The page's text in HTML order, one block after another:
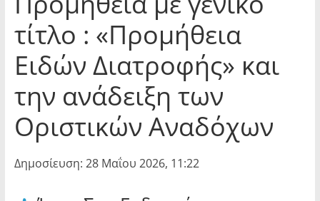
τίτλο : «Προμήθεια
Ειδών Διατροφής» και
την ανάδειξη των
Οριστικών Αναδόχων
Δημοσίευση: 28 Μαΐου 2026, 11:22